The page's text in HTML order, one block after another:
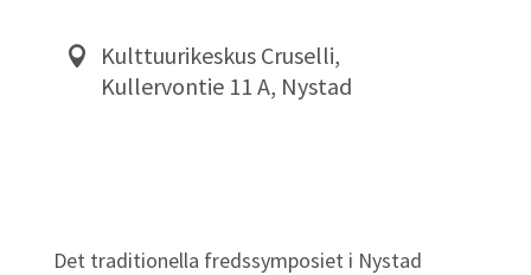
Kulttuurikeskus Cruselli,
Kullervontie 11 A, Nystad
Det traditionella fredssymposiet i Nystad